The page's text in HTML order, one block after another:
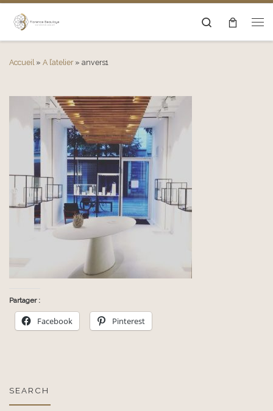
Passer au contenu Search
Accueil » A l’atelier » anvers1
Partager :
Facebook Pinterest
SEARCH